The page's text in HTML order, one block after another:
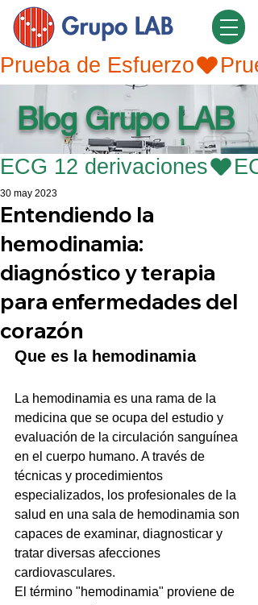
Prueba de Esfuerzo
Blog Grupo LAB
ECG 12 derivaciones
Entendiendo la
hemodinamia:
diagnóstico y terapia
para enfermedades del
corazón
30 may 2023
Que es la hemodinamia
La hemodinamia es una rama de la
medicina que se ocupa del estudio y
evaluación de la circulación sanguínea
en el cuerpo humano. A través de
técnicas y procedimientos
especializados, los profesionales de la
salud en una sala de hemodinamia son
capaces de examinar, diagnosticar y
tratar diversas afecciones
cardiovasculares.
El término "hemodinamia" proviene de